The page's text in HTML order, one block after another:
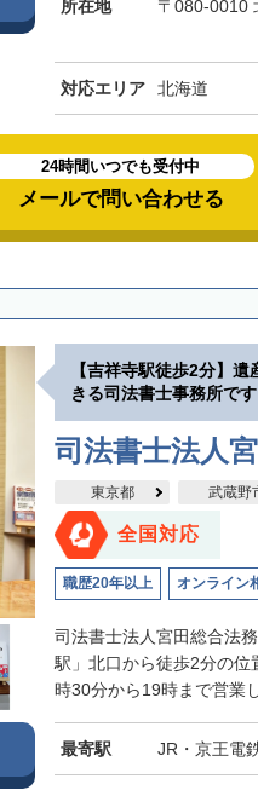
所在地 〒080-0010
対応エリア 北海道
24時間いつでも受付中
メールで問い合わせる
【吉祥寺駅徒歩2分】
きる司法書士事務所です
司法書士法人
東京都 武蔵野
全国対応
職歴20年以上 オンライン
司法書士法人宮田総合法
駅」北口から徒歩2分の位
時30分から19時まで営業
最寄駅 JR・京王電